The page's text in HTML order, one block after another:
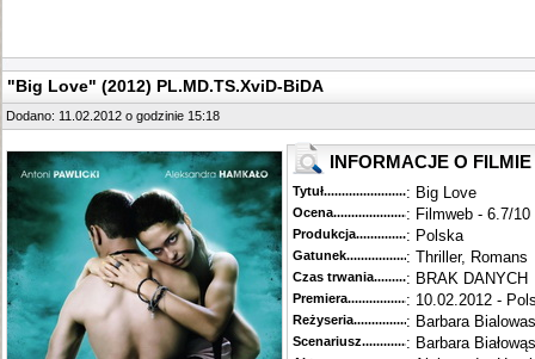
"Big Love" (2012) PL.MD.TS.XviD-BiDA
Dodano: 11.02.2012 o godzinie 15:18
INFORMACJE O FILMIE
Tytuł............................................
: Big Love
Ocena.............................................
: Filmweb - 6.7/10
Produkcja.........................................
: Polska
Gatunek...........................................
: Thriller, Romans
Czas trwania......................................
: BRAK DANYCH
Premiera..........................................
: 10.02.2012 -
Reżyseria........................................
: Barbara Bialowas
Scenariusz........................................
: Barbara Białowąs